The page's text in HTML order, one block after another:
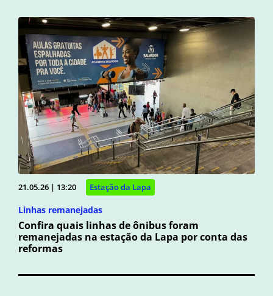
21.05.26 | 13:20 Estação da Lapa
Linhas remanejadas
Confira quais linhas de ônibus foram
remanejadas na estação da Lapa por conta das
reformas